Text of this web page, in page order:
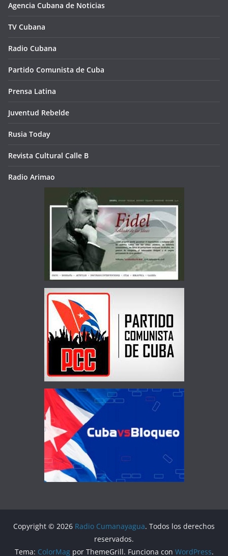
Agencia Cubana de Noticias
TV Cubana
Radio Cubana
Partido Comunista de Cuba
Prensa Latina
Juventud Rebelde
Rusia Today
Revista Cultural Calle B
Radio Arimao
Copyright © 2026 Radio Cumanayagua. Todos los derechos
reservados.
Tema: ColorMagpor ThemeGrill. Funciona con WordPress.